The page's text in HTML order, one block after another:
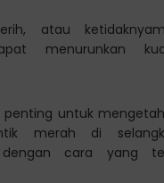
atau
menurunkan
penting untuk
merah di
dengan cara yang